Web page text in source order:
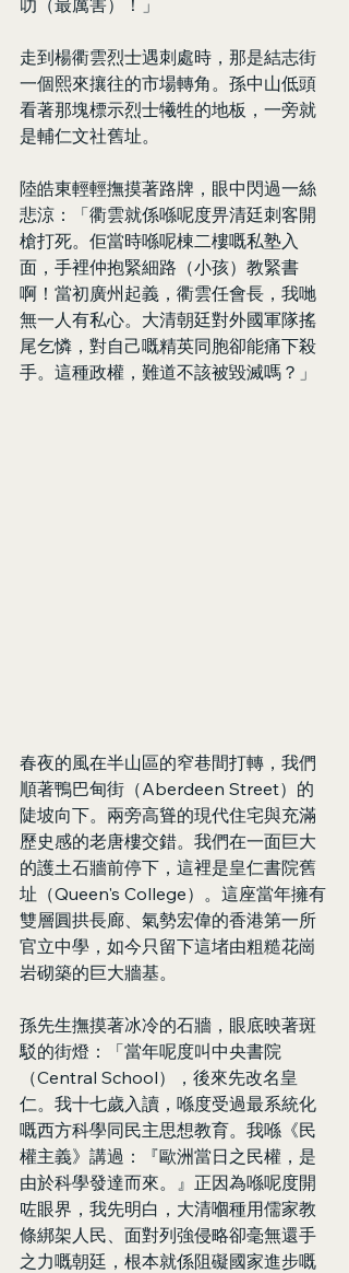
叻（最厲害）！」
走到楊衢雲烈士遇刺處時，那是結志街
一個熙來攘往的市場轉角。孫中山低頭
看著那塊標示烈士犧牲的地板，一旁就
是輔仁文社舊址。
陸皓東輕輕撫摸著路牌，眼中閃過一絲
悲涼：「衢雲就係喺呢度畀清廷刺客開
槍打死。佢當時喺呢棟二樓嘅私塾入
面，手裡仲抱緊細路（小孩）教緊書
啊！當初廣州起義，衢雲任會長，我哋
無一人有私心。大清朝廷對外國軍隊搖
尾乞憐，對自己嘅精英同胞卻能痛下殺
手。這種政權，難道不該被毀滅嗎？」
春夜的風在半山區的窄巷間打轉，我們
順著鴨巴甸街（Aberdeen Street）的
陡坡向下。兩旁高聳的現代住宅與充滿
歷史感的老唐樓交錯。我們在一面巨大
的護土石牆前停下，這裡是皇仁書院舊
址（Queen's College）。這座當年擁有
雙層圓拱長廊、氣勢宏偉的香港第一所
官立中學，如今只留下這堵由粗糙花崗
岩砌築的巨大牆基。
孫先生撫摸著冰冷的石牆，眼底映著斑
駁的街燈：「當年呢度叫中央書院
（Central School），後來先改名皇
仁。我十七歲入讀，喺度受過最系統化
嘅西方科學同民主思想教育。我喺《民
權主義》講過：『歐洲當日之民權，是
由於科學發達而來。』正因為喺呢度開
咗眼界，我先明白，大清嗰種用儒家教
條綁架人民、面對列強侵略卻毫無還手
之力嘅朝廷，根本就係阻礙國家進步嘅